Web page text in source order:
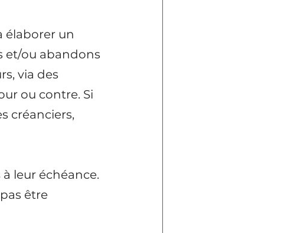
élaborer un
et/ou abandons
via des
ou contre. Si
créanciers,
leur échéance.
être